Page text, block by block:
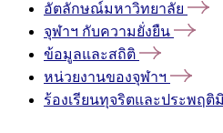
อัตลักษณ์มหาวิทยาลัย
จุฬาฯ กับความยั่งยืน
ข้อมูลและสถิติ
หน่วยงานของจุฬาฯ
ร้องเรียนทุจริตและประพฤติ